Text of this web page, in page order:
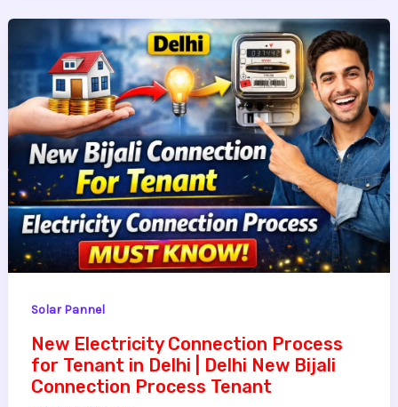
Solar Pannel
New Electricity Connection Process
for Tenant in Delhi | Delhi New Bijali
Connection Process Tenant